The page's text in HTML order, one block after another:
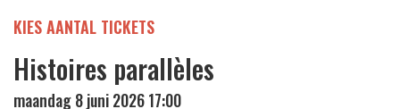
KIES AANTAL TICKETS
Histoires parallèles
maandag 8 juni 2026 17:00